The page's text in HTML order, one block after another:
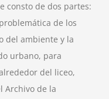
consto de dos partes:
de los
del ambiente y la
urbano, para
del liceo,
Archivo de la